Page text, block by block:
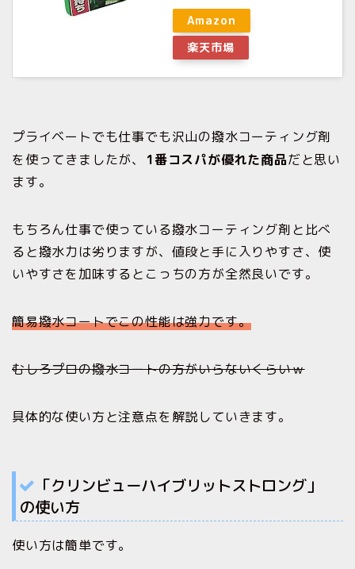
Amazon
楽天市場
プライベートでも仕事でも沢山の撥水コーティング剤
を使ってきましたが、
1番コスパが優れた商品だと思い
ます。
もちろん仕事で使っている撥水コーティング剤と比べ
ると撥水力は劣りますが、値段と手に入りやすさ、使
いやすさを加味するとこっちの方が全然良いです。
簡易撥水コートでこの性能は強力です。
むしろプロの撥水コートの方がいらないくらいｗ
具体的な使い方と注意点を解説していきます。
「クリンビューハイブリットストロング」
の使い方
使い方は簡単です。